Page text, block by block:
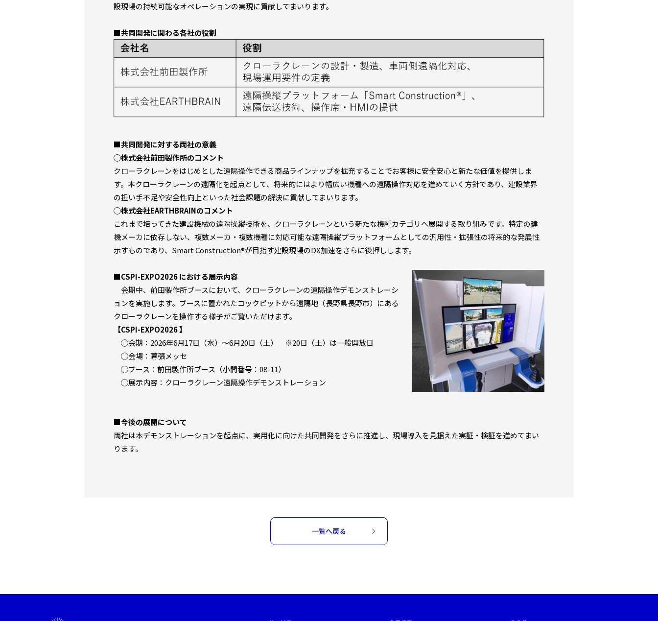
設現場の持続可能なオペレーションの実現に貢献してまいります。
■共同開発に関わる各社の役割
■共同開発に対する両社の意義
◯株式会社前田製作所のコメント
クローラクレーンをはじめとした遠隔操作できる商品ラインナップを拡充することでお客様に安全安心と新たな価値を提供しま
す。本クローラクレーンの遠隔化を起点として、将来的にはより幅広い機種への遠隔操作対応を進めていく方針であり、建設業界
の担い手不足や安全性向上といった社会課題の解決に貢献してまいります。
◯株式会社EARTHBRAINのコメント
これまで培ってきた建設機械の遠隔操縦技術を、クローラクレーンという新たな機種カテゴリへ展開する取り組みです。特定の建
機メーカに依存しない、複数メーカ・複数機種に対応可能な遠隔操縦プラットフォームとしての汎用性・拡張性の将来的な発展性
示すものであり、Smart Construction®︎が目指す建設現場のDX加速をさらに後押しします。
■CSPI-EXPO2026 における展示内容
会期中、前田製作所ブースにおいて、クローラクレーンの遠隔操作デモンストレーシ
ョンを実施します。ブースに置かれたコックピットから遠隔地（長野県長野市）にある
クローラクレーンを操作する様子がご覧いただけます。
【CSPI-EXPO2026 】
◯会期：2026年6月17日（水）～6月20日（土） ※20日（土）は一般開放日
◯会場：幕張メッセ
◯ブース：前田製作所ブース（小間番号：08-11）
◯展示内容：クローラクレーン遠隔操作デモンストレーション
■今後の展開について
両社は本デモンストレーションを起点に、実用化に向けた共同開発をさらに推進し、現場導入を見据えた実証・検証を進めてまい
ります。
一覧へ戻る